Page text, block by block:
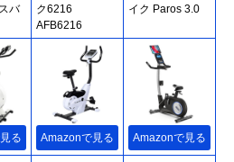
バ
ク6216
AFB6216
イク Paros 3.0
る Amazonで見る Amazonで見る